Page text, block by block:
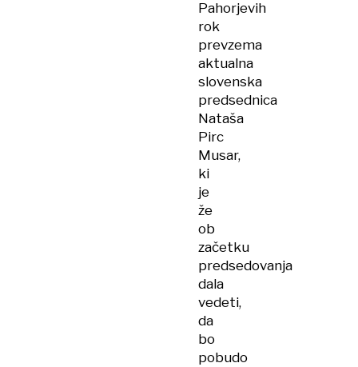
Pahorjevih
rok
prevzema
aktualna
slovenska
predsednica
Nataša
Pirc
Musar,
ki
je
že
ob
začetku
predsedovanja
dala
vedeti,
da
bo
pobudo